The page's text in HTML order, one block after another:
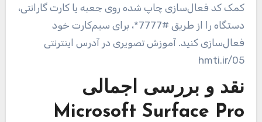
کمک کد فعال‌سازی چاپ شده روی جعبه یا کارت گارانتی،
دستگاه را از طریق #7777*، برای سیم‌کارت خود
فعال‌سازی کنید. آموزش تصویری در آدرس اینترنتی
hmti.ir/05
نقد و بررسی اجمالی
Microsoft Surface Pro